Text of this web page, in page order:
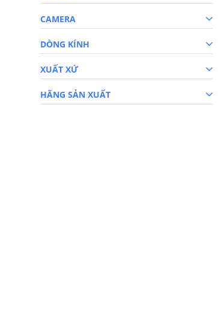
CAMERA
DÒNG KÍNH
XUẤT XỨ
HÃNG SẢN XUẤT